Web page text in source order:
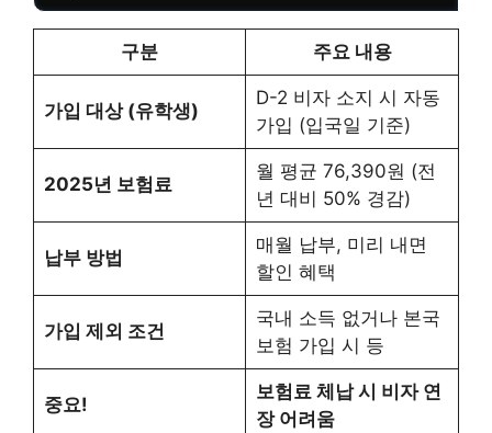
구분 주요 내용
가입 대상 (유학생)
D-2 비자 소지 시 자동
가입 (입국일 기준)
2025년 보험료
월 평균 76,390원 (전
년 대비 50% 경감)
납부 방법
매월 납부, 미리 내면
할인 혜택
가입 제외 조건
국내 소득 없거나 본국
보험 가입 시 등
중요!
보험료 체납 시 비자 연
장 어려움